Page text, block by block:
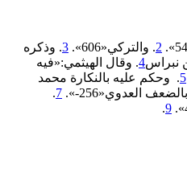
2. والتركي«606». 3. وذكره
نبراس4. وقال الهيثمي:«فيه
5. وحكم عليه بالنكارة محمد
العدوي«256-». 7
.
9
.